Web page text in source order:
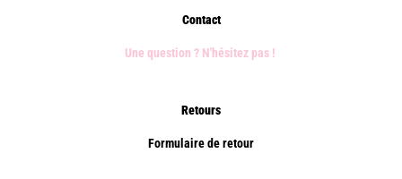
Contact
Une question ? N'hésitez pas !
Retours
Formulaire de retour